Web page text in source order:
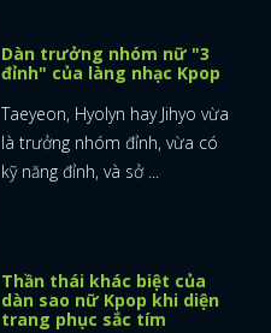
Dàn trưởng nhóm nữ "3
đỉnh" của làng nhạc Kpop
Taeyeon, Hyolyn hay Jihyo vừa
là trưởng nhóm đỉnh, vừa có
kỹ năng đỉnh, và sở ...
Thần thái khác biệt của
dàn sao nữ Kpop khi diện
trang phục sắc tím